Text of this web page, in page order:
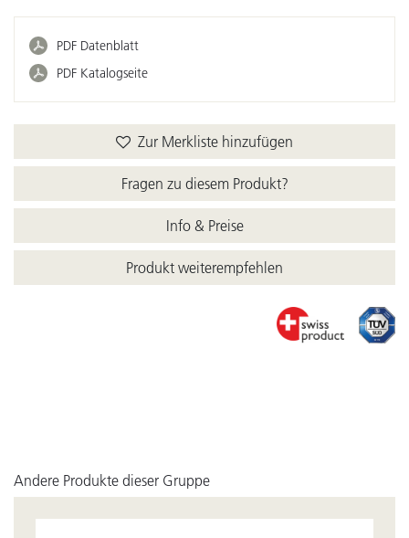
PDF Datenblatt
PDF Katalogseite
Zur Merkliste hinzufügen
Fragen zu diesem Produkt?
Info & Preise
Produkt weiterempfehlen
Andere Produkte dieser Gruppe